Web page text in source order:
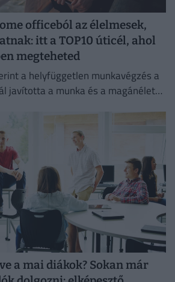
officeból az élelmesek,
itt a TOP10 úticél, ahol
megteheted
a helyfüggetlen munkavégzés a
javította a munka és a magánélet
a mai diákok? Sokan már